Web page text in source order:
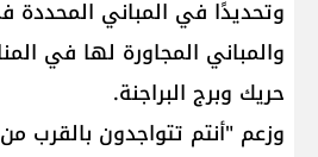
وتحديدًا في المباني المحددة
والمباني المجاورة لها في
حريك وبرج البراجنة.
وزعم "أنتم تتواجدون بالقرب